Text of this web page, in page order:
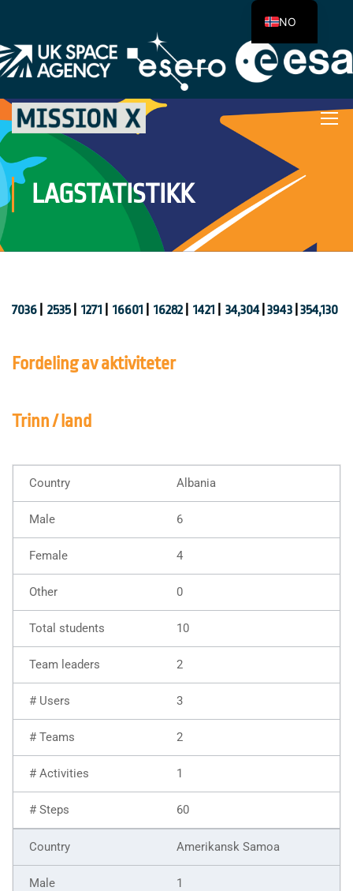
LAGSTATISTIKK
7036 2535 1271 16601 16282 1421 34,304 3943 354,130
Fordeling av aktiviteter
Trinn / land
Albania
6
4
0
10
2
3
2
1
60
Amerikansk Samoa
1
NO